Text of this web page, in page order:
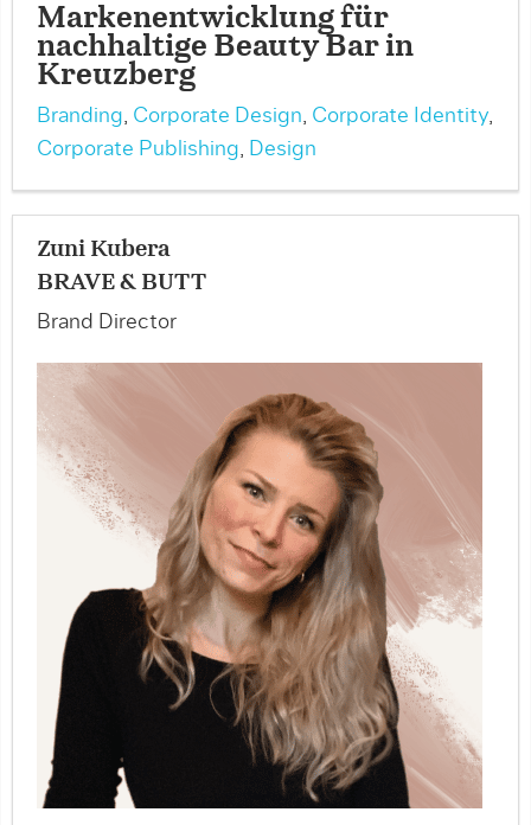
Markenentwicklung für
nachhaltige Beauty Bar in
Kreuzberg
Branding, Corporate Design, Corporate Identity,
Corporate Publishing, Design
Zuni Kubera
BRAVE & BUTT
Brand Director